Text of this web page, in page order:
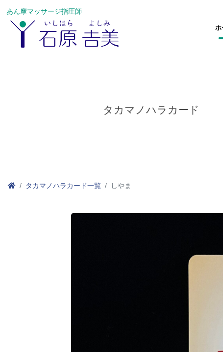
あん摩マッサージ指圧師
ホ
タカマノハラカード
タカマノハラカード一覧 しやま